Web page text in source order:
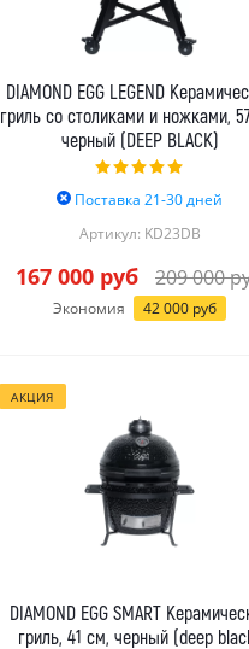
DIAMOND EGG LEGEND
гриль со столиками и ножками,
черный (DEEP BLACK)
Поставка 21-30 дней
Артикул: KD23DB
167 000 руб 209 000
Экономия 42 000 руб
АКЦИЯ
DIAMOND EGG SMART
гриль, 41 см, черный (deep